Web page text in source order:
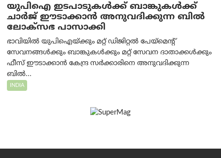
യുപിഐ ഇടപാടുകൾക്ക് ബാങ്കുകൾക്ക്
ചാർജ് ഈടാക്കാൻ അനുവദിക്കുന്ന ബിൽ
ലോക്‌സഭ പാസാക്കി
ഭാവിയിൽ യുപിഐയ്ക്കും മറ്റ് ഡിജിറ്റൽ പേയ്‌മെന്റ്
സേവനങ്ങൾക്കും ബാങ്കുകൾക്കും മറ്റ് സേവന ദാതാക്കൾക്കും
ഫീസ് ഈടാക്കാൻ കേന്ദ്ര സർക്കാരിനെ അനുവദിക്കുന്ന
ബിൽ...
INDIA